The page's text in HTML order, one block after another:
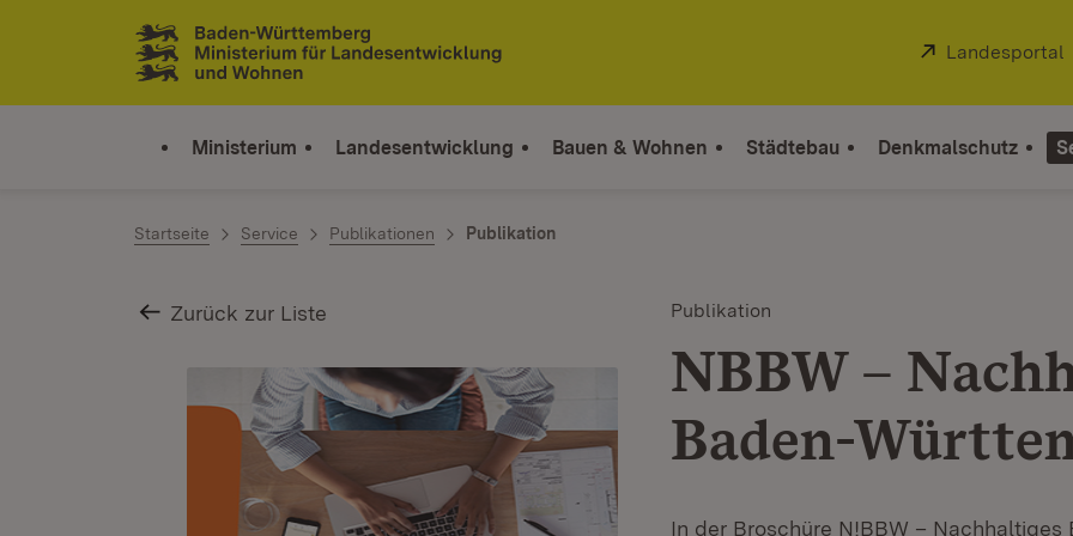
Zum Inhalt springen
Link zur Startseite
Extern:
Landesportal
Ministerium Landesentwicklung Bauen & Wohnen Städtebau Denkmalschutz
Startseite Service Publikationen Publikation
Zurück zur Liste Publikation
NBBW –
Baden-
In der Broschüre N!BBW –